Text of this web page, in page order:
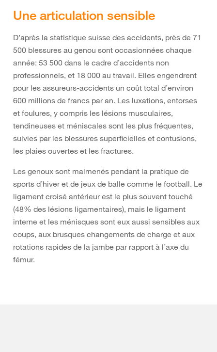
Une articulation sensible
D’après la statistique suisse des accidents, près de 71
500 blessures au genou sont occasionnées chaque
année: 53 500 dans le cadre d’accidents non
professionnels, et 18 000 au travail. Elles engendrent
pour les assureurs-accidents un coût total d’environ
600 millions de francs par an. Les luxations, entorses
et foulures, y compris les lésions musculaires,
tendineuses et méniscales sont les plus fréquentes,
suivies par les blessures superficielles et contusions,
les plaies ouvertes et les fractures.
Les genoux sont malmenés pendant la pratique de
sports d’hiver et de jeux de balle comme le football. Le
ligament croisé antérieur est le plus souvent touché
(48% des lésions ligamentaires), mais le ligament
interne et les ménisques sont eux aussi sensibles aux
coups, aux brusques changements de charge et aux
rotations rapides de la jambe par rapport à l’axe du
fémur.